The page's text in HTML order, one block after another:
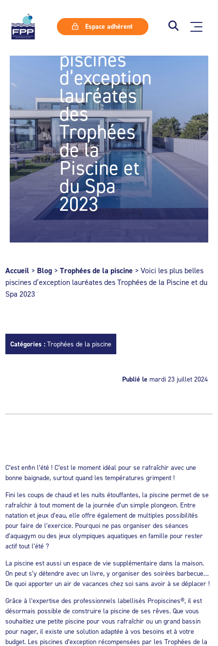
Espace adhérent
Voici les
plus belles
piscines
d’exception
lauréates
des
Trophées
de la
Piscine et
du Spa
2023
Accueil > Blog >Trophées de la piscine >Voici les plus belles
piscines d’exception lauréates des Trophées de la Piscine et du
Spa 2023
Catégories :Trophées de la piscine
Publié le mardi 23 juillet 2024
C’est enfin l’été ! C’est le moment idéal pour se rafraîchir avec une
bonne baignade, surtout quand les températures grimpent !
Fini les coups de chaud et les nuits étouffantes, la piscine permet de se
rafraîchir à tout moment de la journée d’un simple plongeon. Entre
natation et jeux d’eau, elle offre également de multiples possibilités
pour faire de l’exercice. Pourquoi ne pas organiser des séances
d’aquagym ou des jeux olympiques aquatiques en famille pour rester
actif tout l’été ?
La piscine est aussi un espace de vie supplémentaire dans la maison.
On peut s’y détendre avec un livre, y organiser des soirées barbecue…
De quoi apporter un air de vacances chez soi sans avoir à se déplacer !
Grâce à l’expertise des professionnels labellisés Propiscines®, il est
désormais possible de construire la piscine de ses rêves. Que vous
souhaitiez une petite piscine pour vous rafraîchir ou un grand bassin
pour nager, il existe une solution adaptée à vos besoins et à votre
budget. Les piscines d’exception récompensées par les Trophées de la